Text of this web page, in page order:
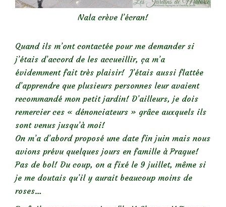
Nala crève l’écran!
Quand ils m’ont contactée pour me demander si
j’étais d’accord de les accueillir, ça m’a
évidemment fait très plaisir! J’étais aussi flattée
d’apprendre que plusieurs personnes leur avaient
recommandé mon petit jardin! D’ailleurs, je dois
remercier ces « dénonciateurs » grâce auxquels ils
sont venus jusqu’à moi!
On m’a d’abord proposé une date fin juin mais nous
avions prévu quelques jours en famille à Prague!
Pas de bol! Du coup, on a fixé le 9 juillet, même si
je me doutais qu’il y aurait beaucoup moins de
roses…